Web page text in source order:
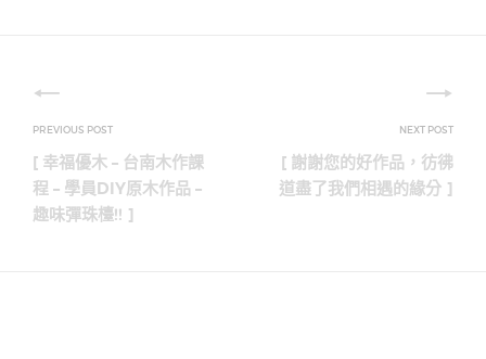
文
章
導
覽
[ 幸福優木 – 台南木作課
程 – 學員DIY原木作品 –
趣味彈珠檯!! ]
[ 謝謝您的好作品，彷彿
道盡了我們相遇的緣分 ]